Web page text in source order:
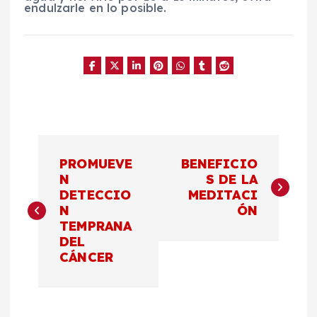
endulzarle en lo posible.
v
PROMUEVE
N
DETECCIO
N
TEMPRANA
DEL
CÁNCER
BENEFICIO
S DE LA
MEDITACI
ÓN